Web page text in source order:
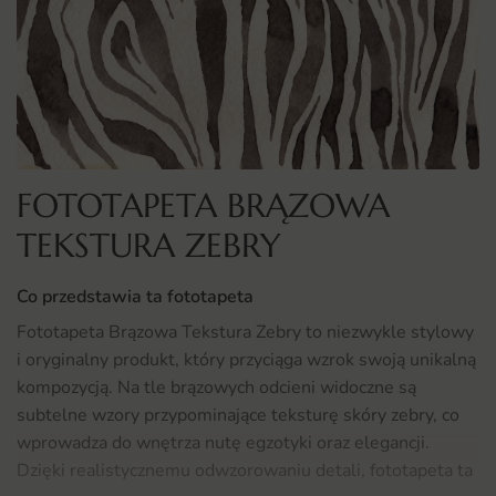
FOTOTAPETA BRĄZOWA
TEKSTURA ZEBRY
Co przedstawia ta fototapeta
Fototapeta Brązowa Tekstura Zebry to niezwykle stylowy
i oryginalny produkt, który przyciąga wzrok swoją unikalną
kompozycją. Na tle brązowych odcieni widoczne są
subtelne wzory przypominające teksturę skóry zebry, co
wprowadza do wnętrza nutę egzotyki oraz elegancji.
Dzięki realistycznemu odwzorowaniu detali, fototapeta ta